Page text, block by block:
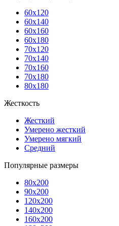
60x120
60x140
60x160
60x180
70x120
70x140
70x160
70x180
80x180
Жесткость
Жесткий
Умерено жесткий
Умерено мягкий
Средний
Популярные размеры
80x200
90x200
120x200
140x200
160x200